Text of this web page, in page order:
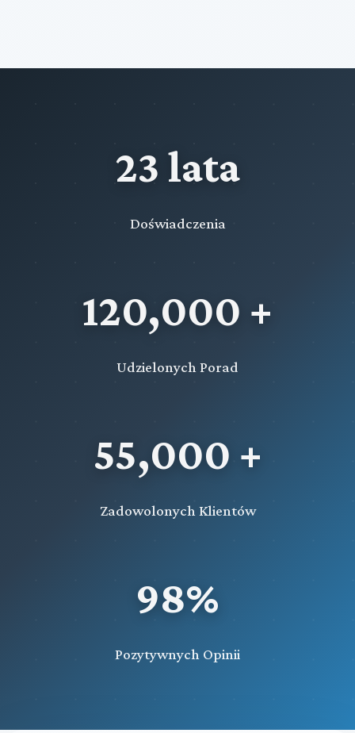
23 lata
Doświadczenia
120,000 +
Udzielonych Porad
55,000 +
Zadowolonych Klientów
98%
Pozytywnych Opinii